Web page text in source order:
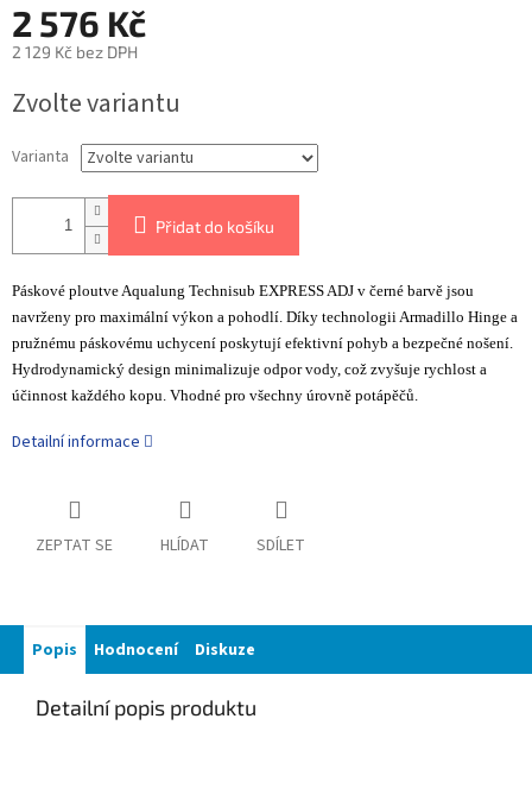
2 576 Kč
2 129 Kč bez DPH
Zvolte variantu
Varianta
Přidat do košíku
Páskové ploutve Aqualung Technisub EXPRESS ADJ v černé barvě jsou
navrženy pro maximální výkon a pohodlí. Díky technologii Armadillo Hinge a
pružnému páskovému uchycení poskytují efektivní pohyb a bezpečné nošení.
Hydrodynamický design minimalizuje odpor vody, což zvyšuje rychlost a
účinnost každého kopu. Vhodné pro všechny úrovně potápěčů.
Detailní informace
ZEPTAT SE HLÍDAT SDÍLET
Popis Hodnocení Diskuze
Detailní popis produktu